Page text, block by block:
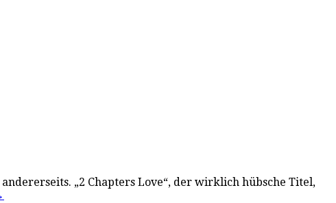
„2 Chapters Love“, der wirklich hübsche Titel,